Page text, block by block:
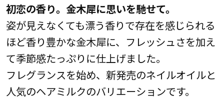
初恋の香り。金木犀に思いを馳せて。
姿が見えなくても漂う香りで存在を感じられる
ほど香り豊かな金木犀に、フレッシュさを加え
て季節感たっぷりに仕上げました。
フレグランスを始め、新発売のネイルオイルと
人気のヘアミルクのバリエーションです。